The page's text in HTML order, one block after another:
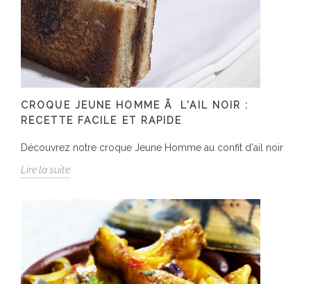
CROQUE JEUNE HOMME Ã L'AIL NOIR :
RECETTE FACILE ET RAPIDE
Découvrez notre croque Jeune Homme au confit d'ail noir
Lire la suite